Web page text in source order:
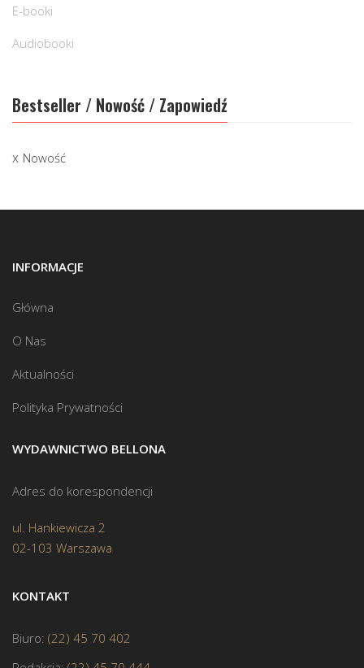
E-booki
Audiobooki
Bestseller / Nowość / Zapowiedź
Nowość
INFORMACJE
Główna
O Nas
Aktualności
Polityka Prywatności
WYDAWNICTWO BELLONA
Adres do korespondencji
ul. Hankiewicza 2
02-103 Warszawa
KONTAKT
Biuro: (22) 45 70 402